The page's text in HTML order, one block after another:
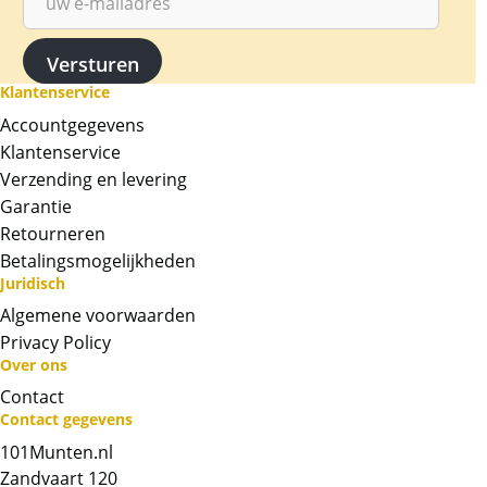
Association (LMBA). Hierdoor is de kwaliteit en
echtheid wereldwijd erkent, en zijn de baren
eenvoudig verhandelbaar. De baren wegen 1
gram per stuk en bevatten 99,99% goud.
Door de deelbaarheid is dit product zeer
geschikt om als geschenk te geven of om in
kleinere coupures goud te kunnen handelen.
gram goud baar, maar goedkoper dan 10
losse 1 gram baren.
Omdat goudbaren worden gezien als
beleggingsproduct, zijn ze vrijgesteld van btw.
Whatsapp ons!
Klantenservice
Accountgegevens
Klantenservice
Verzending en levering
Garantie
Retourneren
Betalingsmogelijkheden
Juridisch
Algemene voorwaarden
Privacy Policy
Over ons
Contact
Contact gegevens
101Munten.nl
Zandvaart 120